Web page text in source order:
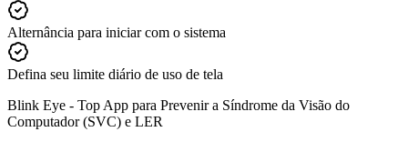
Alternância para iniciar com o sistema
Defina seu limite diário de uso de tela
Blink Eye - Top App para Prevenir a Síndrome da Visão do
Computador (SVC) e LER